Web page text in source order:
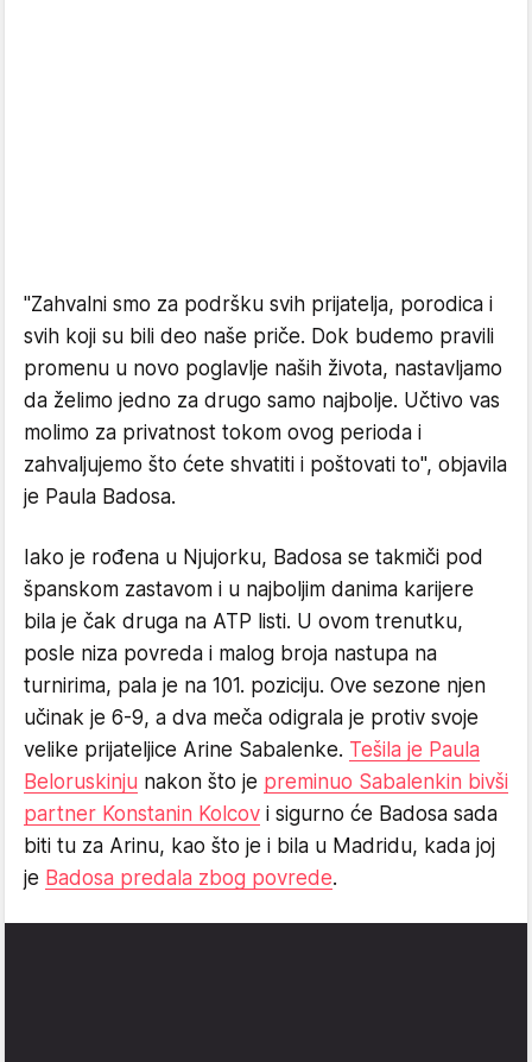
"Zahvalni smo za podršku svih prijatelja, porodica i
svih koji su bili deo naše priče. Dok budemo pravili
promenu u novo poglavlje naših života, nastavljamo
da želimo jedno za drugo samo najbolje. Učtivo vas
molimo za privatnost tokom ovog perioda i
zahvaljujemo što ćete shvatiti i poštovati to", objavila
je Paula Badosa.
Iako je rođena u Njujorku, Badosa se takmiči pod
španskom zastavom i u najboljim danima karijere
bila je čak druga na ATP listi. U ovom trenutku,
posle niza povreda i malog broja nastupa na
turnirima, pala je na 101. poziciju. Ove sezone njen
učinak je 6-9, a dva meča odigrala je protiv svoje
velike prijateljice Arine Sabalenke. Tešila je Paula
Beloruskinju nakon što je preminuo Sabalenkin bivši
partner Konstanin Kolcov i sigurno će Badosa sada
biti tu za Arinu, kao što je i bila u Madridu, kada joj
je Badosa predala zbog povrede.